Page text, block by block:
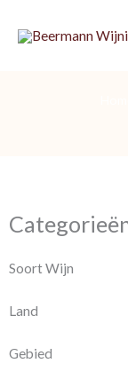
naar
Soort Wijn
Land
Gebied